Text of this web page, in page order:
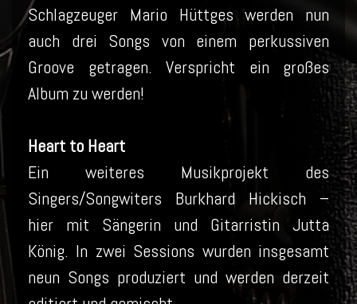
Schlagzeuger Mario Hüttges werden nun
auch drei Songs von einem perkussiven
Groove getragen. Verspricht ein großes
Album zu werden!
Heart to Heart
Ein weiteres Musikprojekt des
Singers/Songwiters Burkhard Hickisch –
hier mit Sängerin und Gitarristin Jutta
König. In zwei Sessions wurden insgesamt
neun Songs produziert und werden derzeit